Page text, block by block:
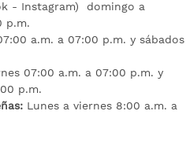
- Instagram) domingo a
p.m.
a.m. a 07:00 p.m. y sábados
07:00 a.m. a 07:00 p.m. y
p.m.
Lunes a viernes 8:00 a.m. a